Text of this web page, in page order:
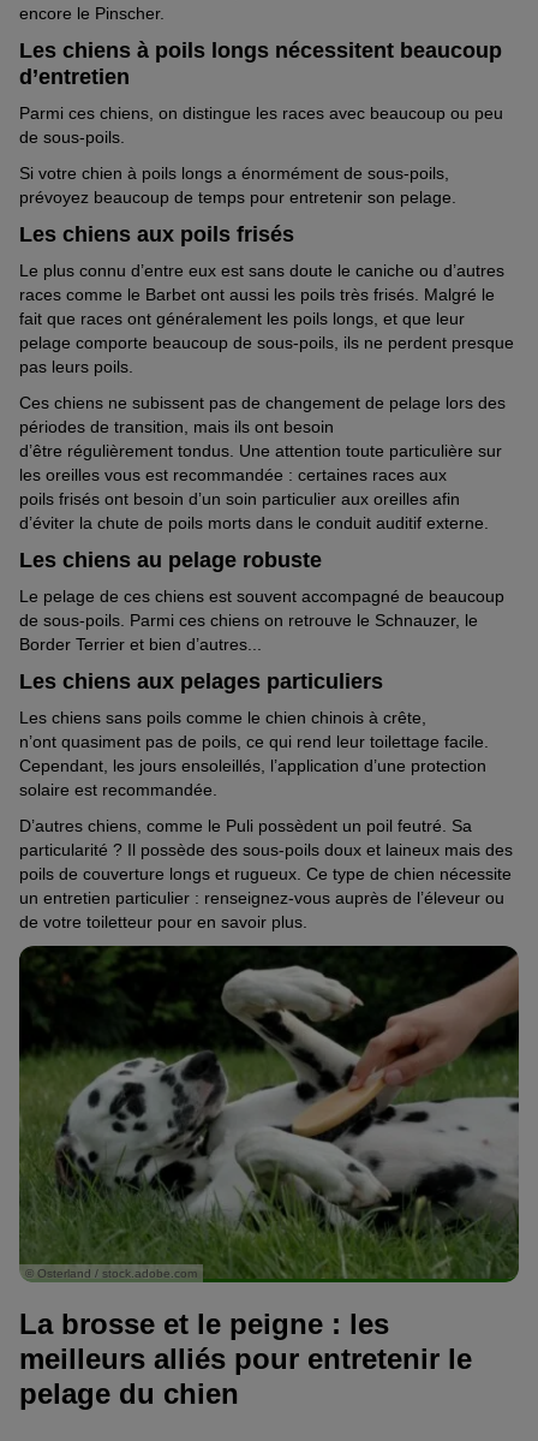
encore le Pinscher.
Les chiens à poils longs nécessitent beaucoup
d’entretien
Parmi ces chiens, on distingue les races avec beaucoup ou peu
de sous-poils.
Si votre chien à poils longs a énormément de sous-poils,
prévoyez beaucoup de temps pour entretenir son pelage.
Les chiens aux poils frisés
Le plus connu d’entre eux est sans doute le caniche ou d’autres
races comme le Barbet ont aussi les poils très frisés Malgré le
fait que races ont généralement les poils longs, et que leur
pelage comporte beaucoup de sous-poils ils ne perdent presque
pas leurs poils.
Ces chiens ne subissent pas de changement de pelage lors des
périodes de transition , mais ils ont besoin
d’être régulièrement tondus. Une attention toute particulière sur
les oreilles vous est recommandée : certaines races aux
poils frisés ont besoin d’un soin particulier aux oreilles afin
d’éviter la chute de poils morts dans le conduit auditif externe.
Les chiens au pelage robuste
Le pelage de ces chiens est souvent accompagné de beaucoup
de sous-poils . Parmi ces chiens on retrouve le Schnauzer, le
Border Terrier et bien d’autres
Les chiens aux pelages particuliers
Les chiens sans poils comme le chien chinois à crête,
n’ont quasiment pas de poils, ce qui rend leur toilettage facile.
Cependant, les jours ensoleillés, l’application d’une protection
solaire est recommandée
D’autres chiens, comme le Puli possèdent un poil feutré. Sa
particularité ? Il possède des sous-poils doux et laineux mais des
poils de couverture longs et rugueux. Ce type de chien nécessite
un entretien particulier : renseignez-vous auprès de l’éleveur ou
de votre toiletteur pour en savoir plus.
© Osterland / stock.adobe.com
La brosse et le peigne : les
meilleurs alliés pour entretenir le
pelage du chien